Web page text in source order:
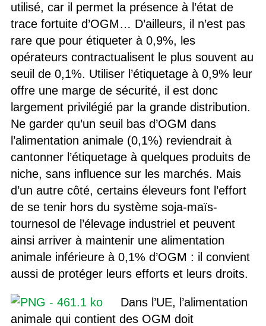
utilisé, car il permet la présence à l’état de
trace fortuite d’OGM… D’ailleurs, il n’est pas
rare que pour étiqueter à 0,9%, les
opérateurs contractualisent le plus souvent au
seuil de 0,1%. Utiliser l’étiquetage à 0,9% leur
offre une marge de sécurité, il est donc
largement privilégié par la grande distribution.
Ne garder qu’un seuil bas d’OGM dans
l’alimentation animale (0,1%) reviendrait à
cantonner l’étiquetage à quelques produits de
niche, sans influence sur les marchés. Mais
d’un autre côté, certains éleveurs font l’effort
de se tenir hors du système soja-maïs-
tournesol de l’élevage industriel et peuvent
ainsi arriver à maintenir une alimentation
animale inférieure à 0,1% d’OGM : il convient
aussi de protéger leurs efforts et leurs droits.
Dans l’UE, l’alimentation
animale qui contient des OGM doit